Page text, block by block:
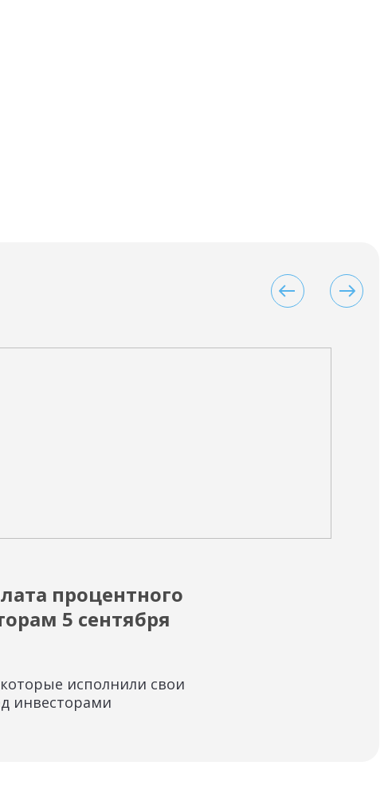
процентного
5 сентября
исполнили свои
инвесторами